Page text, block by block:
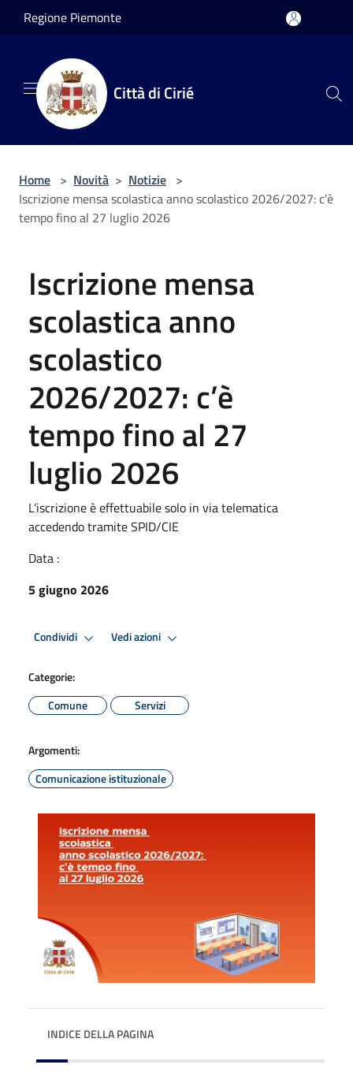
Salta al contenuto principale
Regione Piemonte
Città di Cirié
Home > Novità > Notizie >
Iscrizione mensa scolastica anno scolastico 2026/2027: c’è
tempo fino al 27 luglio 2026
Iscrizione mensa
scolastica anno
scolastico
2026/2027: c’è
tempo fino al 27
luglio 2026
L’iscrizione è effettuabile solo in via telematica
accedendo tramite SPID/CIE
Data :
5 giugno 2026
Condividi Vedi azioni
Categorie:
Comune
Servizi
Argomenti:
Comunicazione istituzionale
INDICE DELLA PAGINA